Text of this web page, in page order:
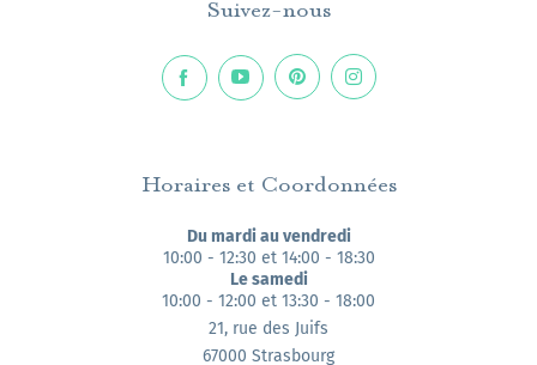
Suivez-nous
Horaires et Coordonnées
Du mardi au vendredi
10:00 - 12:30 et 14:00 - 18:30
Le samedi
10:00 - 12:00 et 13:30 - 18:00
21, rue des Juifs
67000 Strasbourg